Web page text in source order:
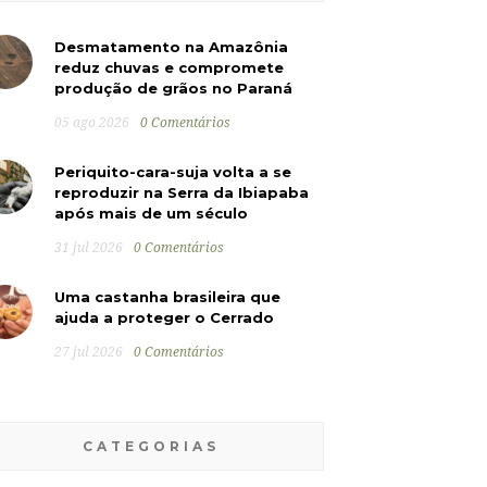
Desmatamento na Amazônia
reduz chuvas e compromete
produção de grãos no Paraná
05 ago 2026 0 Comentários
Periquito-cara-suja volta a se
reproduzir na Serra da Ibiapaba
após mais de um século
31 jul 2026 0 Comentários
Uma castanha brasileira que
ajuda a proteger o Cerrado
27 jul 2026 0 Comentários
CATEGORIAS